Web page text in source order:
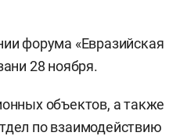
форума «Евразийская
28 ноября.
объектов, а также
по взаимодействию